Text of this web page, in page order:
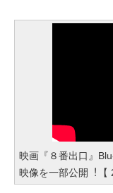
映画『８番出口』
映像を一部公開︕【